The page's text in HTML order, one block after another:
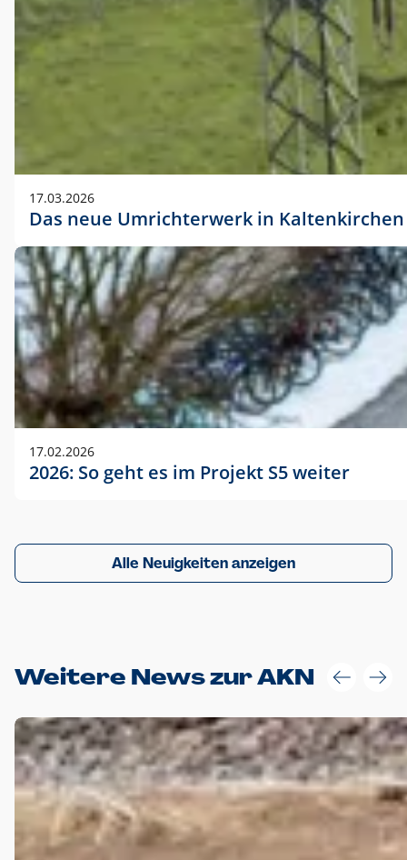
17.03.2026
Das neue Umrichterwerk in Kaltenkirchen
17.02.2026
2026: So geht es im Projekt S5 weiter
Alle Neuigkeiten anzeigen
Weitere News zur AKN